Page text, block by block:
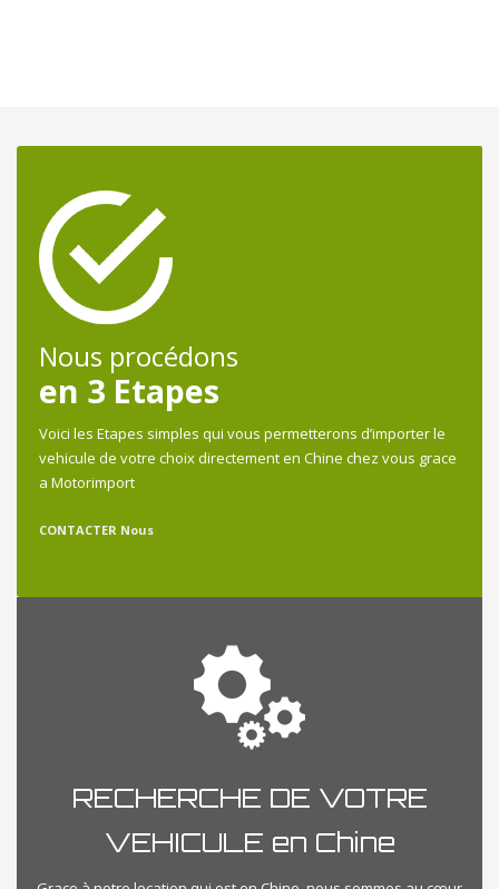
Nous procédons
en 3 Etapes
Voici les Etapes simples qui vous permetterons d’importer le
vehicule de votre choix directement en Chine chez vous grace
a Motorimport
CONTACTER Nous
RECHERCHE DE VOTRE
VEHICULE en Chine